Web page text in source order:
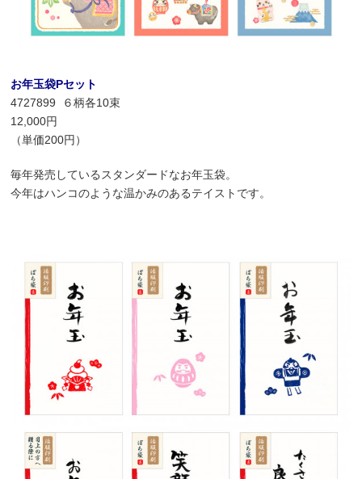
お年玉袋Pセット
4727899 ６柄各10束
12,000円
（単価200円）
毎年発売しているスタンダードなお年玉袋。
今年はハンコのような温かみのあるテイストです。